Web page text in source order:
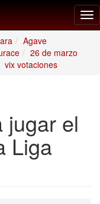
Agave
26 de marzo
vix votaciones
jugar el
Liga